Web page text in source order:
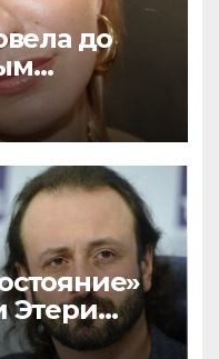
до
Этери
же